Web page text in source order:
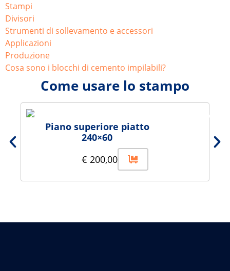
Stampi
Divisori
Strumenti di sollevamento e accessori
Applicazioni
Produzione
Cosa sono i blocchi di cemento impilabili?
Come usare lo stampo
Piano superiore piatto
240×60
€ 200,00